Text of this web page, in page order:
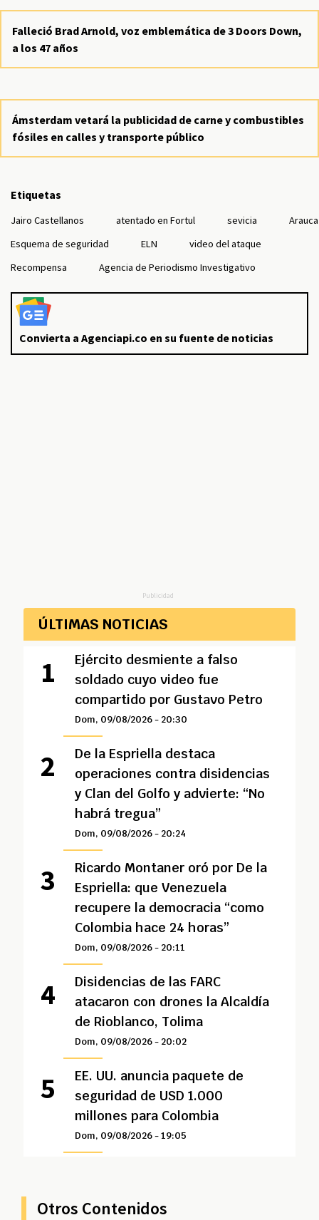
Falleció Brad Arnold, voz emblemática de 3 Doors Down,
a los 47 años
Ámsterdam vetará la publicidad de carne y combustibles
fósiles en calles y transporte público
Etiquetas
Jairo Castellanos atentado en Fortul sevicia
Arauca
Esquema de seguridad
ELN
video del ataque
Recompensa
Agencia de Periodismo Investigativo
Convierta a Agenciapi.co en su fuente de noticias
Publicidad
ÚLTIMAS NOTICIAS
Ejército desmiente a falso
soldado cuyo video fue
compartido por Gustavo Petro
Dom, 09/08/2026 - 20:30
De la Espriella destaca
operaciones contra disidencias
y Clan del Golfo y advierte: “No
habrá tregua”
Dom, 09/08/2026 - 20:24
Ricardo Montaner oró por De la
Espriella: que Venezuela
recupere la democracia “como
Colombia hace 24 horas”
Dom, 09/08/2026 - 20:11
Disidencias de las FARC
atacaron con drones la Alcaldía
de Rioblanco, Tolima
Dom, 09/08/2026 - 20:02
EE. UU. anuncia paquete de
seguridad de USD 1.000
millones para Colombia
Dom, 09/08/2026 - 19:05
Otros Contenidos